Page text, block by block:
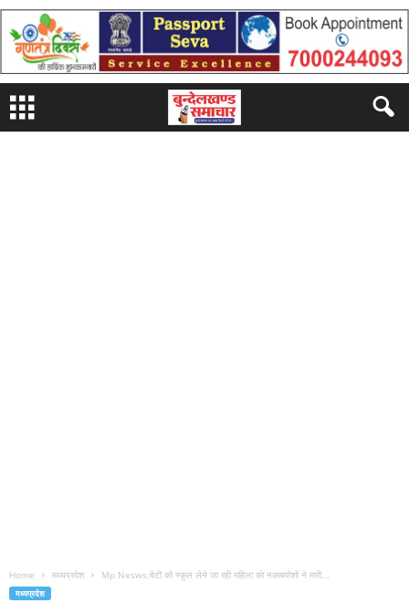
Home मध्यप्रदेश Mp Nesws:बेटी को स्कूल लेने जा रही महिला को नकाबपोशों ने मारी...
मध्यप्रदेश